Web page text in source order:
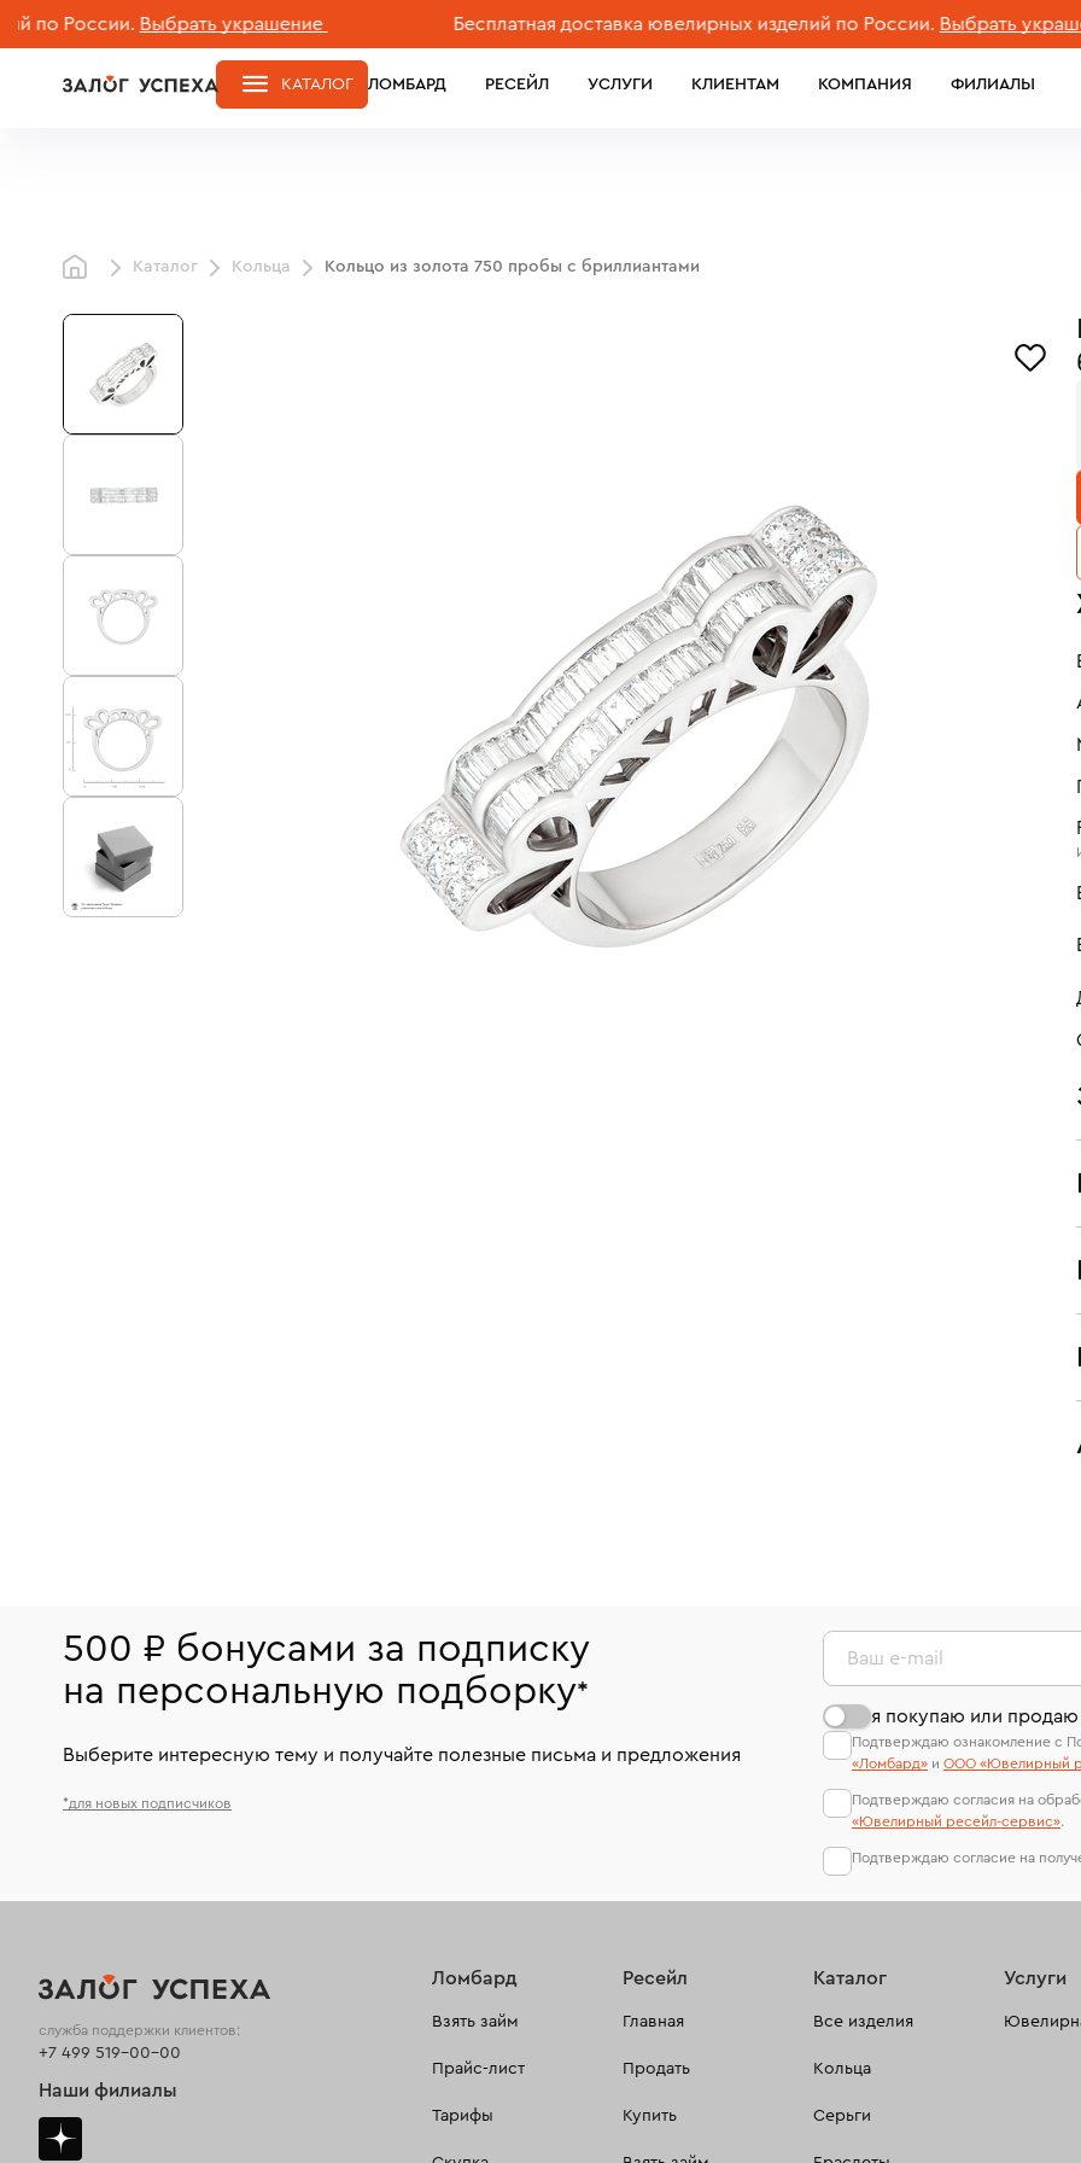
России. Выбрать украшение Бесплатная доставка ювелирных изделий по России. Выбрать украшение
ЛОМБАРД РЕСЕЙЛ УСЛУГИ КЛИЕНТАМ КОМПАНИЯ ФИЛИАЛЫ
КАТАЛОГ
Каталог Кольца Кольцо из золота 750 пробы с бриллиантами
500 ₽ бонусами за подписку
на персональную подборку*
Выберите интересную тему и получайте полезные письма и предложения
*для новых подписчиков
Ваш e-mail
я покупаю или
Подтверждаю ознакомление с
«Ломбард» и ООО «Ювелирный
Подтверждаю согласия на
«Ювелирный ресейл-сервиc».
Подтверждаю согласие на
Ломбард
Взять займ
Прайс-лист
Тарифы
Ресейл
Главная
Продать
Купить
Каталог
Все изделия
Кольца
Серьги
Услуги
служба поддержки клиентов:
+7 499 519-00-00
Наши филиалы